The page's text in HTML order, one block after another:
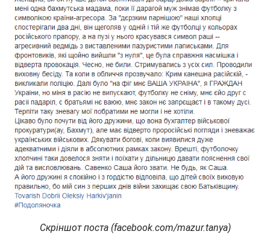
Скріншот поста (facebook.com/mazur.tanya)